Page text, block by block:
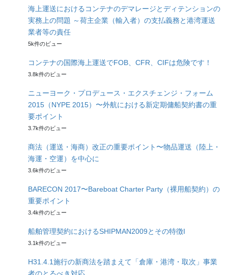
海上運送におけるコンテナのデマレージとディテンションの
実務上の問題 ～荷主企業（輸入者）の支払義務と港湾運送
業者等の責任
5k件のビュー
コンテナの国際海上運送でFOB、CFR、CIFは危険です！
3.8k件のビュー
ニューヨーク・プロデュース・エクスチェンジ・フォーム
2015（NYPE 2015）〜外航における新定期傭船契約書の重
要ポイント
3.7k件のビュー
商法（運送・海商）改正の重要ポイント〜物品運送（陸上・
海運・空運）を中心に
3.6k件のビュー
BARECON 2017〜Bareboat Charter Party（裸用船契約）の
重要ポイント
3.4k件のビュー
船舶管理契約におけるSHIPMAN2009とその特徴I
3.1k件のビュー
H31.4.1施行の新商法を踏まえて「倉庫・港湾・取次」事業